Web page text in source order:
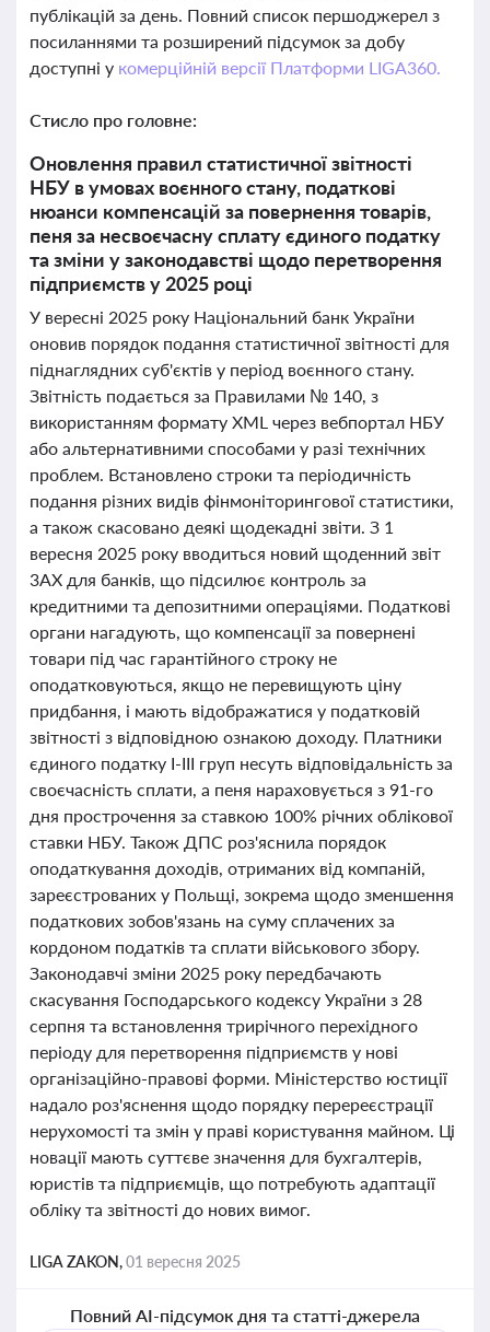
публікацій за день. Повний список першоджерел з
посиланнями та розширений підсумок за добу
доступні у комерційній версії Платформи LIGA360.
Стисло про головне:
Оновлення правил статистичної звітності
НБУ в умовах воєнного стану, податкові
нюанси компенсацій за повернення товарів,
пеня за несвоєчасну сплату єдиного податку
та зміни у законодавстві щодо перетворення
підприємств у 2025 році
У вересні 2025 року Національний банк України
оновив порядок подання статистичної звітності для
піднаглядних суб'єктів у період воєнного стану.
Звітність подається за Правилами № 140, з
використанням формату XML через вебпортал НБУ
або альтернативними способами у разі технічних
проблем. Встановлено строки та періодичність
подання різних видів фінмоніторингової статистики,
а також скасовано деякі щодекадні звіти. З 1
вересня 2025 року вводиться новий щоденний звіт
3AX для банків, що підсилює контроль за
кредитними та депозитними операціями. Податкові
органи нагадують, що компенсації за повернені
товари під час гарантійного строку не
оподатковуються, якщо не перевищують ціну
придбання, і мають відображатися у податковій
звітності з відповідною ознакою доходу. Платники
єдиного податку І-ІІІ груп несуть відповідальність за
своєчасність сплати, а пеня нараховується з 91-го
дня прострочення за ставкою 100% річних облікової
ставки НБУ. Також ДПС роз'яснила порядок
оподаткування доходів, отриманих від компаній,
зареєстрованих у Польщі, зокрема щодо зменшення
податкових зобов'язань на суму сплачених за
кордоном податків та сплати військового збору.
Законодавчі зміни 2025 року передбачають
скасування Господарського кодексу України з 28
серпня та встановлення трирічного перехідного
періоду для перетворення підприємств у нові
організаційно-правові форми. Міністерство юстиції
надало роз'яснення щодо порядку перереєстрації
нерухомості та змін у праві користування майном. Ці
новації мають суттєве значення для бухгалтерів,
юристів та підприємців, що потребують адаптації
обліку та звітності до нових вимог.
LIGA ZAKON,01 вересня 2025
Повний AI-підсумок дня та статті-джерела